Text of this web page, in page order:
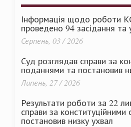
Інформація щодо роботи
проведено 94 засідання та
Серпень, 03 / 2026
Суд розглядав справи за
поданнями та постановив
Липень, 27 / 2026
Результати роботи за 22
справи за конституційними
постановив низку ухвал